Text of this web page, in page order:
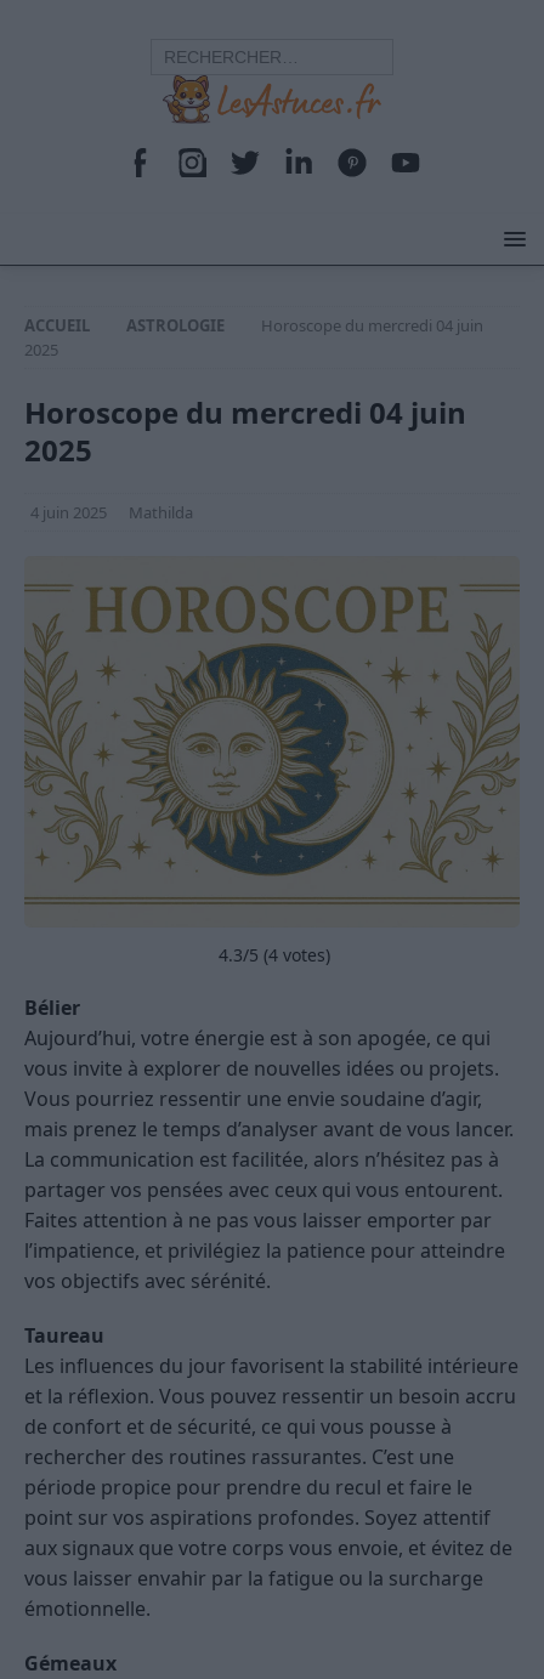
ACCUEIL ASTROLOGIE
Horoscope du mercredi 04 juin
2025
Horoscope du mercredi 04 juin
2025
4 juin 2025 Mathilda
4.3/5 (4 votes)
Bélier
Aujourd’hui, votre énergie est à son apogée, ce qui
vous invite à explorer de nouvelles idées ou projets.
Vous pourriez ressentir une envie soudaine d’agir,
mais prenez le temps d’analyser avant de vous lancer.
La communication est facilitée, alors n’hésitez pas à
partager vos pensées avec ceux qui vous entourent.
Faites attention à ne pas vous laisser emporter par
l’impatience, et privilégiez la patience pour atteindre
vos objectifs avec sérénité.
Taureau
Les influences du jour favorisent la stabilité intérieure
et la réflexion. Vous pouvez ressentir un besoin accru
de confort et de sécurité, ce qui vous pousse à
rechercher des routines rassurantes. C’est une
période propice pour prendre du recul et faire le
point sur vos aspirations profondes. Soyez attentif
aux signaux que votre corps vous envoie, et évitez de
vous laisser envahir par la fatigue ou la surcharge
émotionnelle.
Gémeaux